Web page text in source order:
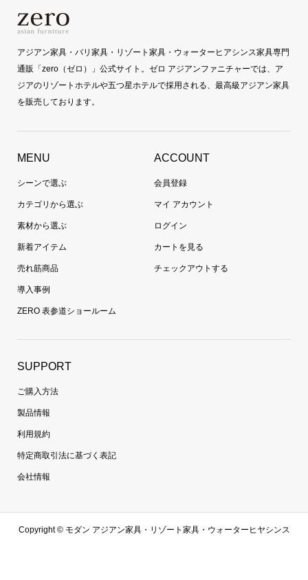
アジアン家具・バリ家具・リゾート家具・ウォーターヒアシンス家具専門
通販「zero（ゼロ）」公式サイト。ゼロ アジアンファニチャーでは、ア
ジアのリゾートホテルや五つ星ホテルで採用される、最高級アジアン家具
を販売しております。
MENU
シーンで選ぶ
カテゴリから選ぶ
素材から選ぶ
新着アイテム
売れ筋商品
導入事例
ZERO 表参道ショールーム
ACCOUNT
会員登録
マイ アカウント
ログイン
カートを見る
チェックアウトする
SUPPORT
ご購入方法
製品情報
利用規約
特定商取引法に基づく表記
会社情報
Copyright ©モダン アジアン家具・リゾート家具・ウォーターヒヤシンス